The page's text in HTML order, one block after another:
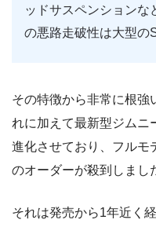
ッドサスペンションな
の悪路走破性は大型の
その特徴から非常に根強
れに加えて最新型ジムニ
進化させており、フルモ
のオーダーが殺到しまし
それは発売から1年近く